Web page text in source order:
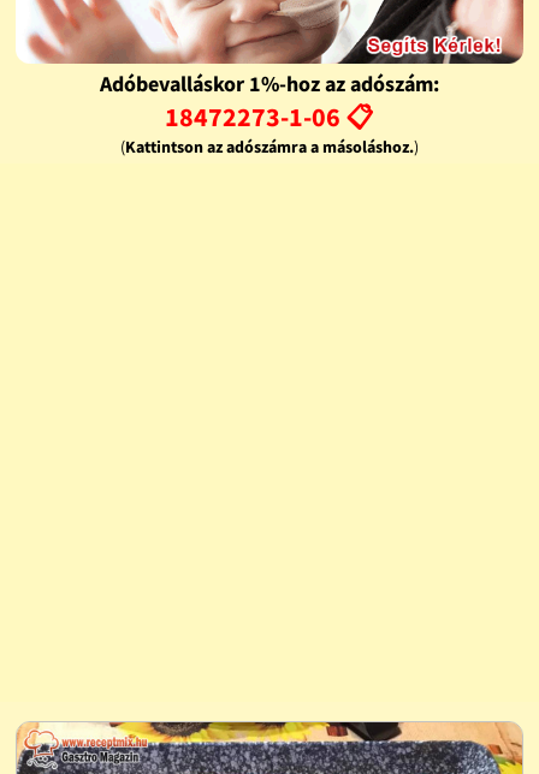
Adóbevalláskor 1%-hoz az adószám:
18472273-1-06 📋
(Kattintson az adószámra a másoláshoz.)